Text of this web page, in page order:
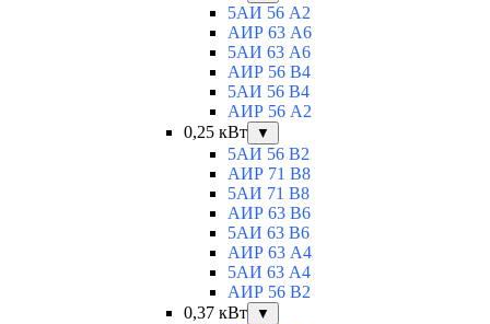
5АИ 56 A2
АИР 63 А6
5АИ 63 A6
АИР 56 В4
5АИ 56 В4
АИР 56 А2
0,25 кВт
▼
5АИ 56 B2
АИР 71 В8
5АИ 71 B8
АИР 63 B6
5АИ 63 B6
АИР 63 А4
5АИ 63 A4
АИР 56 В2
0,37 кВт
▼